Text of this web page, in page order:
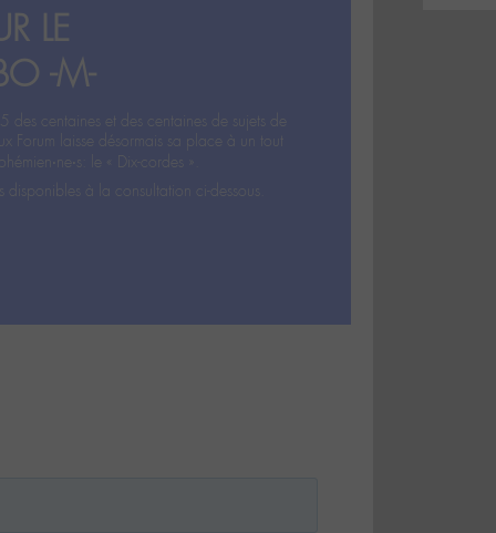
LE
-M-
centaines et des centaines de sujets de
Forum laisse désormais sa place à un tout
le « Dix-cordes ».
disponibles à la consultation ci-dessous.